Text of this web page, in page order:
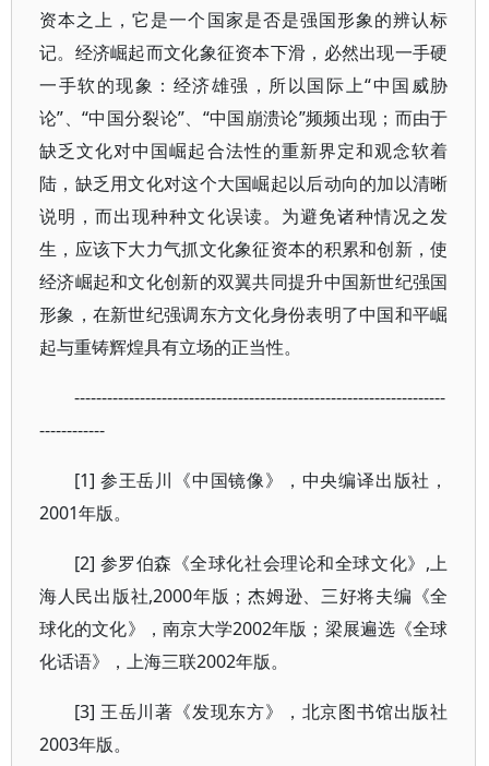
资本之上，它是一个国家是否是强国形象的辨认标
记。经济崛起而文化象征资本下滑，必然出现一手硬
一手软的现象：经济雄强，所以国际上“中国威胁
论”、“中国分裂论”、“中国崩溃论”频频出现；而由于
缺乏文化对中国崛起合法性的重新界定和观念软着
陆，缺乏用文化对这个大国崛起以后动向的加以清晰
说明，而出现种种文化误读。为避免诸种情况之发
生，应该下大力气抓文化象征资本的积累和创新，使
经济崛起和文化创新的双翼共同提升中国新世纪强国
形象，在新世纪强调东方文化身份表明了中国和平崛
起与重铸辉煌具有立场的正当性。
--------------------------------------------------------------------
------------
[1] 参王岳川《中国镜像》，中央编译出版社，
2001年版。
[2] 参罗伯森《全球化社会理论和全球文化》,上
海人民出版社,2000年版；杰姆逊、三好将夫编《全
球化的文化》，南京大学2002年版；梁展遍选《全球
化话语》，上海三联2002年版。
[3] 王岳川著《发现东方》，北京图书馆出版社
2003年版。